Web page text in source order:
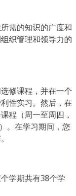
需的知识的广度和
织管理和领导力的
修课程，并在一个
性实习。然后，在
程（周一至周四，
。在学习期间，您
学期共有38个学